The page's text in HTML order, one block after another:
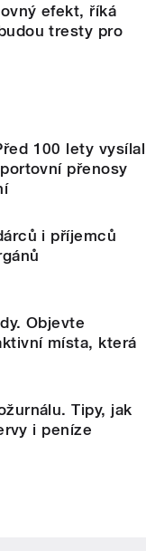
efekt, říká
tresty pro
100 lety vysílal
přenosy
i příjemců
Objevte
místa, která
Tipy, jak
i peníze